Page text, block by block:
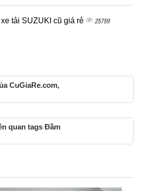
xe tải SUZUKI cũ giá rẻ 25759
CuGiaRe.com,
quan tags Đầm